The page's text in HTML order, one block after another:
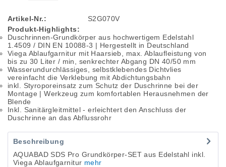
Artikel-Nr.:
S2G070V
Produkt-Highlights:
Duschrinnen-Grundkörper aus hochwertigem Edelstahl
1.4509 / DIN EN 10088-3 | Hergestellt in Deutschland
Viega Ablaufgarnitur mit Haarsieb, max. Ablaufleistung von
bis zu 30 Liter / min, senkrechter Abgang DN 40/50 mm
Wasserundurchlässiges, selbstklebendes Dichtvlies
vereinfacht die Verklebung mit Abdichtungsbahn
inkl. Styroporeinsatz zum Schutz der Duschrinne bei der
Montage | Werkzeug zum komfortablen Herausnehmen der
Blende
Inkl. Sanitärgleitmittel - erleichtert den Anschluss der
Duschrinne an das Abflussrohr
Beschreibung
AQUABAD SDS Pro Grundkörper-SET aus Edelstahl inkl.
Viega Ablaufgarnitur mehr